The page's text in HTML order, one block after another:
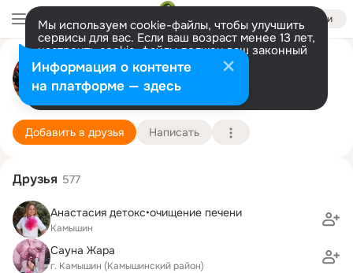
Войти
Мы используем cookie-файлы, чтобы улучшить
сервисы для вас. Если ваш возраст менее 13 лет,
настроить cookie-файлы должен ваш законный
представитель. Больше информации
Разрешить все Настроить
НАТАЛЬЯ ЧИСТЯКОВА
Камышин 6 июня Подробнее
Добавить в друзья Написать
Друзья 577
Анастасия детокс•очищение печени
Камышин
Сауна Жара
г. Камышин (Камышинский район)
Информация о контенте
на платформе — здесь